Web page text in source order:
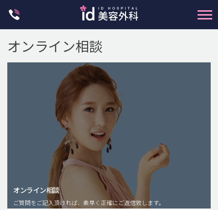
脂肪注入(アンチエイジング)
豊胸手術・バストアップ
オンライン相談
オンライン相談
ご質問をご記入頂ければ、素早く正確にご返信致します。